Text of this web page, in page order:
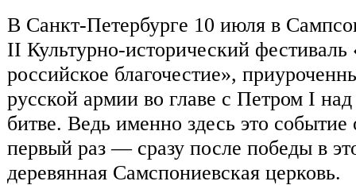
В Санкт-Петербурге 10 июля в
II Культурно-исторический
российское благочестие»,
русской армии во главе с Петром I
битве. Ведь именно здесь это
первый раз — сразу после победы в
деревянная Самспониевская церковь.